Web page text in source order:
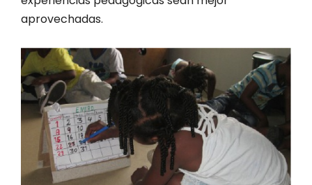
aprovechadas.